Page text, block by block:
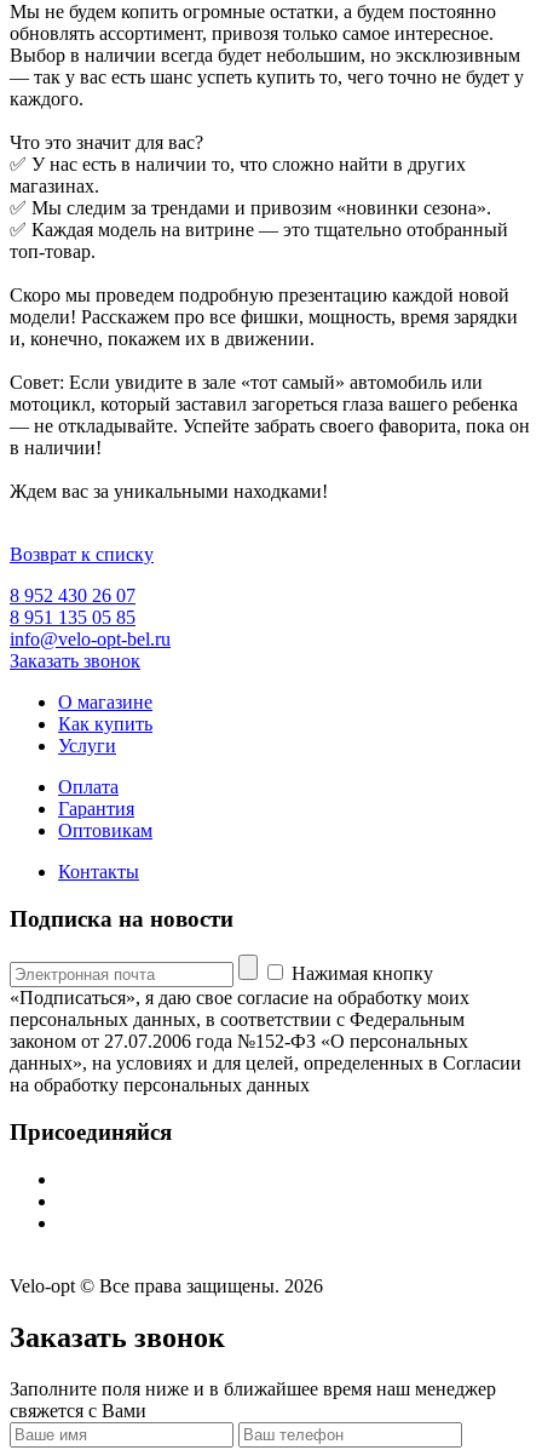
Мы не будем копить огромные остатки, а будем постоянно
обновлять ассортимент, привозя только самое интересное.
Выбор в наличии всегда будет небольшим, но эксклюзивным
— так у вас есть шанс успеть купить то, чего точно не будет у
каждого.
Что это значит для вас?
✅ У нас есть в наличии то, что сложно найти в других
магазинах.
✅ Мы следим за трендами и привозим «новинки сезона».
✅ Каждая модель на витрине — это тщательно отобранный
топ-товар.
Скоро мы проведем подробную презентацию каждой новой
модели! Расскажем про все фишки, мощность, время зарядки
и, конечно, покажем их в движении.
Совет: Если увидите в зале «тот самый» автомобиль или
мотоцикл, который заставил загореться глаза вашего ребенка
— не откладывайте. Успейте забрать своего фаворита, пока он
в наличии!
Ждем вас за уникальными находками!
Возврат к списку
8 952 430 26 07
8 951 135 05 85
info@velo-opt-bel.ru
Заказать звонок
О магазине
Как купить
Услуги
Оплата
Гарантия
Оптовикам
Контакты
Подписка на новости
Нажимая кнопку
«Подписаться», я даю свое согласие на обработку моих
персональных данных, в соответствии с Федеральным
законом от 27.07.2006 года №152-ФЗ «О персональных
данных», на условиях и для целей, определенных в Согласии
на обработку персональных данных
Присоединяйся
Velo-opt © Все права защищены. 2026
Заказать звонок
Заполните поля ниже и в ближайшее время наш менеджер
свяжется с Вами